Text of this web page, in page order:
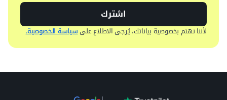
اشترك
لأننا نهتم بخصوصية بياناتك، يُرجى الاطلاع علىسياسة الخصوصية.